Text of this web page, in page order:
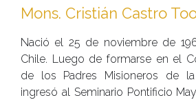
Mons. Cristián Castro
Nació el 25 de noviembre de
Chile. Luego de formarse en el
de los Padres Misioneros de la
ingresó al Seminario Pontificio